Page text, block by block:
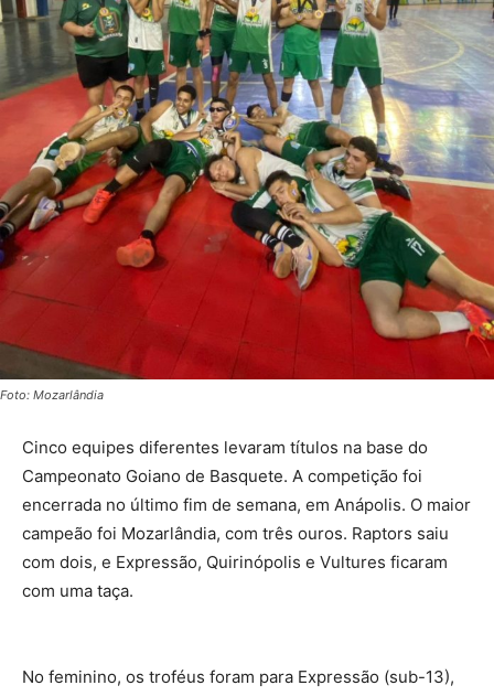
Foto: Mozarlândia
Cinco equipes diferentes levaram títulos na base do
Campeonato Goiano de Basquete. A competição foi
encerrada no último fim de semana, em Anápolis. O maior
campeão foi Mozarlândia, com três ouros. Raptors saiu
com dois, e Expressão, Quirinópolis e Vultures ficaram
com uma taça.
No feminino, os troféus foram para Expressão (sub-13),